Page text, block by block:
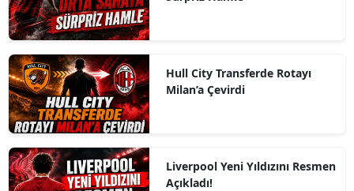
Hull City Transferde Rotayı
Milan’a Çevirdi
Liverpool Yeni Yıldızını Resmen
Açıkladı!